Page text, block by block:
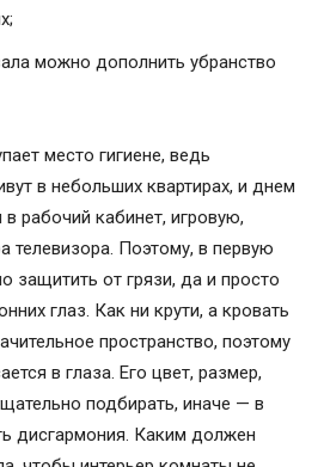
можно дополнить убранство
место гигиене, ведь
в небольших квартирах, и днем
рабочий кабинет, игровую,
телевизора. Поэтому, в первую
защитить от грязи, да и просто
глаз. Как ни крути, а кровать
пространство, поэтому
в глаза. Его цвет, размер,
подбирать, иначе — в
дисгармония. Каким должен